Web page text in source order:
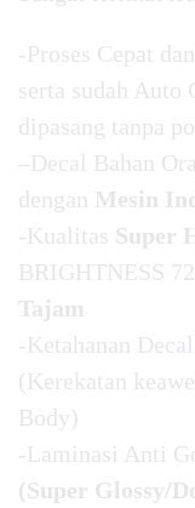
-Proses Cepat
serta sudah Auto
dipasang tanpa
–Decal Bahan
dengan Mesin
-Kualitas Super
BRIGHTNESS
Tajam
-Ketahanan Decal
(Kerekatan
Body)
-Laminasi Anti
(Super Glossy/